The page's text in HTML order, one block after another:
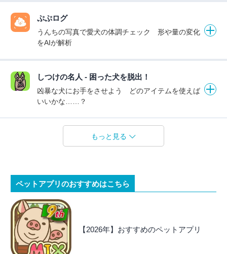
ぷぷログ
うんちの写真で愛犬の体調チェック 形や量の変化
をAIが解析
しつけの名人 - 困った犬を脱出！
凶暴な犬にお手をさせよう どのアイテムを使えば
いいかな……？
もっと見る
ペットアプリのおすすめはこちら
【2026年】おすすめのペットアプリ